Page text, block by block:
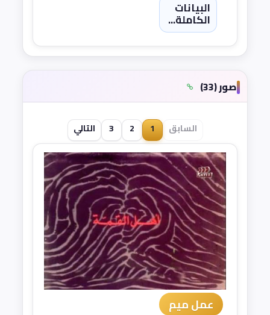
البيانات
الكاملة...
صور (33)
السابق 1
2
3 التالي
عمل ميم